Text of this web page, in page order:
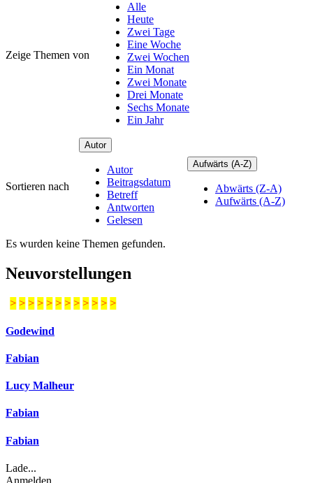
Zeige Themen von
Alle
Heute
Zwei Tage
Eine Woche
Zwei Wochen
Ein Monat
Zwei Monate
Drei Monate
Sechs Monate
Ein Jahr
Sortieren nach
Autor
Autor
Beitragsdatum
Betreff
Antworten
Gelesen
Aufwärts (A-Z)
Abwärts (Z-A)
Aufwärts (A-Z)
Es wurden keine Themen gefunden.
Neuvorstellungen
> > > > > > > > > > > >
Godewind
Fabian
Lucy Malheur
Fabian
Fabian
Lade...
Anmelden